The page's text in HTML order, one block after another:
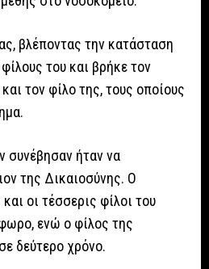
βλέποντας την κατάσταση
του και βρήκε τον
τον φίλο της, τους οποίους
ήταν να
της Δικαιοσύνης. Ο
οι τέσσερις φίλοι του
ενώ ο φίλος της
δεύτερο χρόνο.